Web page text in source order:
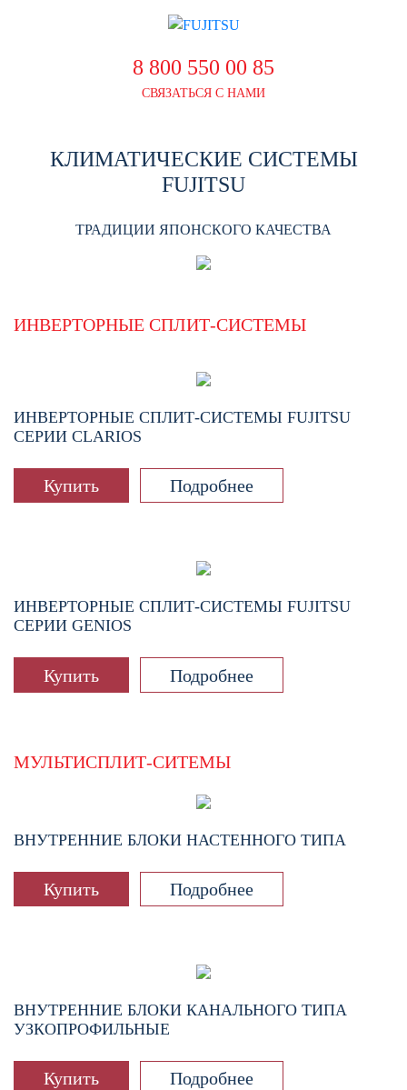
8 800 550 00 85
СВЯЗАТЬСЯ С НАМИ
КЛИМАТИЧЕСКИЕ СИСТЕМЫ
FUJITSU
ТРАДИЦИИ ЯПОНСКОГО КАЧЕСТВА
ИНВЕРТОРНЫЕ СПЛИТ-СИСТЕМЫ
ИНВЕРТОРНЫЕ СПЛИТ-СИСТЕМЫ FUJITSU
СЕРИИ CLARIOS
Купить Подробнее
ИНВЕРТОРНЫЕ СПЛИТ-СИСТЕМЫ FUJITSU
СЕРИИ GENIOS
Купить Подробнее
МУЛЬТИСПЛИТ-СИТЕМЫ
ВНУТРЕННИЕ БЛОКИ НАСТЕННОГО ТИПА
Купить Подробнее
ВНУТРЕННИЕ БЛОКИ КАНАЛЬНОГО ТИПА
УЗКОПРОФИЛЬНЫЕ
Купить Подробнее